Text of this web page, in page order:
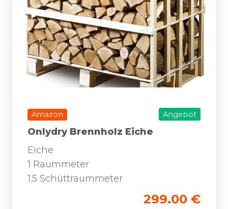
Amazon Angebot
Onlydry Brennholz Eiche
Eiche
1 Raummeter
1.5 Schüttraummeter
299.00 €